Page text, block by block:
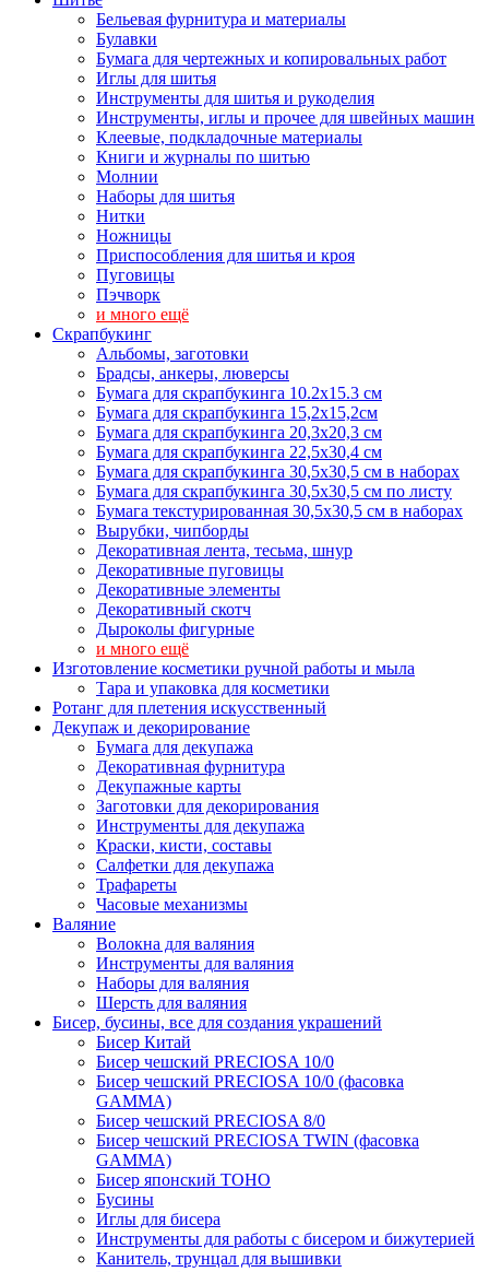
Бельевая фурнитура и материалы
Булавки
Бумага для чертежных и копировальных работ
Иглы для шитья
Инструменты для шитья и рукоделия
Инструменты, иглы и прочее для швейных машин
Клеевые, подкладочные материалы
Книги и журналы по шитью
Молнии
Наборы для шитья
Нитки
Ножницы
Приспособления для шитья и кроя
Пуговицы
Пэчворк
и много ещё
Скрапбукинг
Альбомы, заготовки
Брадсы, анкеры, люверсы
Бумага для скрапбукинга 10.2х15.3 см
Бумага для скрапбукинга 15,2х15,2см
Бумага для скрапбукинга 20,3х20,3 см
Бумага для скрапбукинга 22,5х30,4 см
Бумага для скрапбукинга 30,5х30,5 см в наборах
Бумага для скрапбукинга 30,5х30,5 см по листу
Бумага текстурированная 30,5х30,5 см в наборах
Вырубки, чипборды
Декоративная лента, тесьма, шнур
Декоративные пуговицы
Декоративные элементы
Декоративный скотч
Дыроколы фигурные
и много ещё
Изготовление косметики ручной работы и мыла
Тара и упаковка для косметики
Ротанг для плетения искусственный
Декупаж и декорирование
Бумага для декупажа
Декоративная фурнитура
Декупажные карты
Заготовки для декорирования
Инструменты для декупажа
Краски, кисти, составы
Салфетки для декупажа
Трафареты
Часовые механизмы
Валяние
Волокна для валяния
Инструменты для валяния
Наборы для валяния
Шерсть для валяния
Бисер, бусины, все для создания украшений
Бисер Китай
Бисер чешский PRECIOSA 10/0
Бисер чешский PRECIOSA 10/0 (фасовка
GAMMA)
Бисер чешский PRECIOSA 8/0
Бисер чешский PRECIOSA TWIN (фасовка
GAMMA)
Бисер японский TOHO
Бусины
Иглы для бисера
Инструменты для работы с бисером и бижутерией
Канитель, трунцал для вышивки